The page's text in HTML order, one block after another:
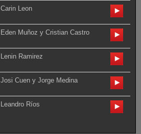
Carin Leon
Eden Muñoz y Cristian Castro
Lenin Ramirez
Josi Cuen y Jorge Medina
Leandro Ríos